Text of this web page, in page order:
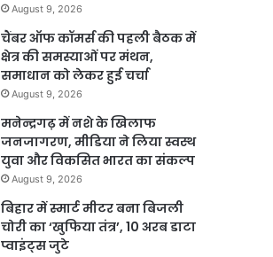
August 9, 2026
चैंबर ऑफ कॉमर्स की पहली बैठक में
क्षेत्र की समस्याओं पर मंथन,
समाधान को लेकर हुई चर्चा
August 9, 2026
मनेन्द्रगढ़ में नशे के खिलाफ
जनजागरण, मीडिया ने लिया स्वस्थ
युवा और विकसित भारत का संकल्प
August 9, 2026
बिहार में स्मार्ट मीटर बना बिजली
चोरी का ‘खुफिया तंत्र’, 10 अरब डाटा
प्वाइंट्स जुटे